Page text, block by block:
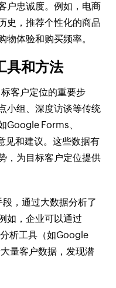
户忠诚度。例如，电商
史，推荐个性化的商品
物体验和购买频率。
具和方法
客户定位的重要步
小组、深度访谈等传统
Google Forms、
见和建议。这些数据有
，为目标客户定位提供
，通过大数据分析了
如，企业可以通过
析工具（如Google
量客户数据，发现潜